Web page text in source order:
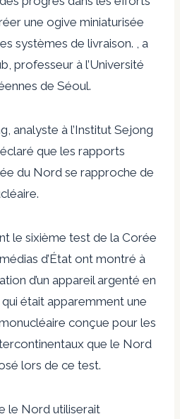
une ogive miniaturisée
systèmes de livraison. , a
professeur à l’Université
de Séoul.
analyste à l’Institut Sejong
que les rapports
du Nord se rapproche de
le sixième test de la Corée
d’État ont montré à
d’un appareil argenté en
était apparemment une
conçue pour les
que le Nord
lors de ce test.
le Nord utiliserait